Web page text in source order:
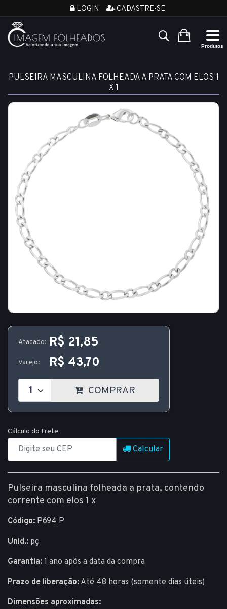
LOGIN CADASTRE-SE
PULSEIRA MASCULINA FOLHEADA A PRATA COM ELOS 1
X 1
Atacado: R$ 21,85
Varejo: R$ 43,70
COMPRAR
Cálculo do Frete
Calcular
Pulseira masculina folheada a prata, contendo
corrente com elos 1 x
Código: P694 P
Unid.: pç
Garantia: 1 ano após a data da compra
Prazo de liberação: Até 48 horas (somente dias úteis)
Dimensões aproximadas: